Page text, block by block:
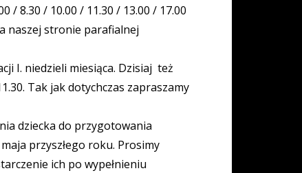
/ 8.30 / 10.00 / 11.30 / 13.00 / 17.00
naszej stronie parafialnej
I. niedzieli miesiąca. Dzisiaj też
Tak jak dotychczas zapraszamy
dziecka do przygotowania
przyszłego roku. Prosimy
ich po wypełnieniu